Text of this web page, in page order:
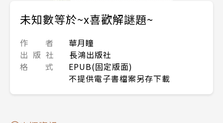
未知數等於~x喜歡解謎題~
作 者
華月瞳
出 版 社
長鴻出版社
格 式
EPUB(固定版面)
不提供電子書檔案另存下載